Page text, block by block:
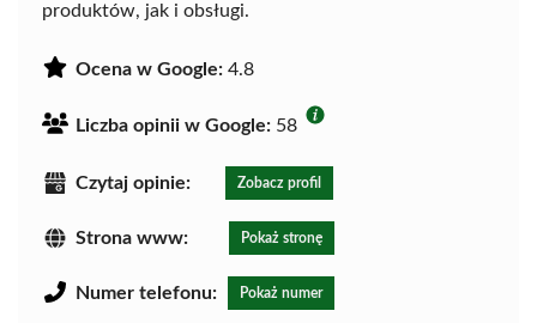
produktów, jak i obsługi.
Ocena w Google: 4.8
Liczba opinii w Google: 58
Czytaj opinie: Zobacz profil
Strona www: Pokaż stronę
Numer telefonu: Pokaż numer